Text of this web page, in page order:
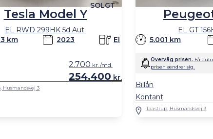
SOLGT
Tesla Model Y
EL RWD 299HK 5d Aut.
km
2023 El
254.400 kr.
2.700 kr./md.
Husmandsvej 3
EL GT
5.001 km
Overvåg prisen. Få
prisen ændrer sig.
Kontant
Billån
Taastrup, Husmandsvej 3